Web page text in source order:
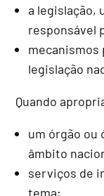
a legislação,
responsável
mecanismos
legislação
Quando
um órgão
âmbito
serviços de
tema;